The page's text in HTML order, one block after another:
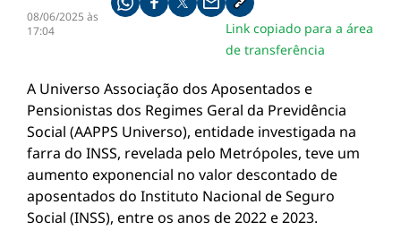
08/06/2025 às
17:04
Compartilhe pelo whatsapp
Compartilhar no facebook
Compartilhar no twitter
Compartilhe pelo email
Copiar link da notícia
Link copiado para a área
de transferência
A Universo Associação dos Aposentados e
Pensionistas dos Regimes Geral da Previdência
Social (AAPPS Universo), entidade investigada na
farra do INSS, revelada pelo Metrópoles, teve um
aumento exponencial no valor descontado de
aposentados do Instituto Nacional de Seguro
Social (INSS), entre os anos de 2022 e 2023.